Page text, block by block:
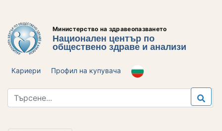
Министерство на здравеопазването
Национален център по
обществено здраве и анализи
Кариери Профил на купувача